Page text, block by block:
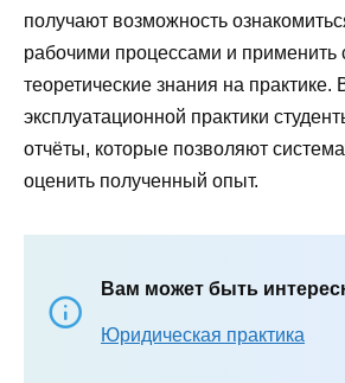
получают возможность
рабочими процессами и применить
теоретические знания на практике.
эксплуатационной практики
отчёты, которые позволяют
оценить полученный опыт.
Вам может быть
Юридическая практика